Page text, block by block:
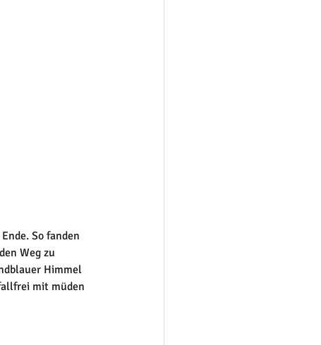
So fanden
Weg zu
Himmel
mit müden